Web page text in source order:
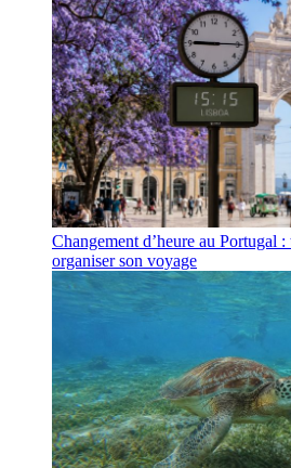
Changement d’heure au Portugal
organiser son voyage